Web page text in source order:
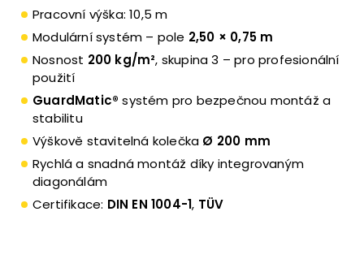
Pracovní výška: 10,5 m
Modulární systém – pole 2,50 × 0,75 m
Nosnost 200 kg/m², skupina 3 – pro profesionální
použití
GuardMatic® systém pro bezpečnou montáž a
stabilitu
Výškově stavitelná kolečka Ø 200 mm
Rychlá a snadná montáž díky integrovaným
diagonálám
Certifikace: DIN EN 1004-1, TÜV